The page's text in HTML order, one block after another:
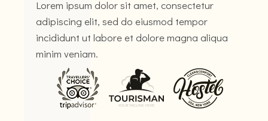
Lorem ipsum dolor sit amet, consectetur
adipiscing elit, sed do eiusmod tempor
incididunt ut labore et dolore magna aliqua
minim veniam.